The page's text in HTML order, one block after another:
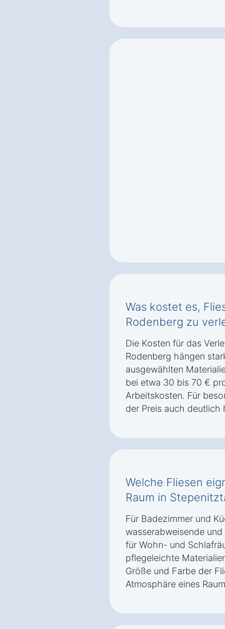
Was kostet es,
Rodenberg zu
Die Kosten für das
Rodenberg hängen
ausgewählten
bei etwa 30 bis 70 €
Arbeitskosten. Für
der Preis auch deutlich
Welche Fliesen
Raum in
Für Badezimmer und
wasserabweisende
für Wohn- und
pflegeleichte
Größe und Farbe der
Atmosphäre eines